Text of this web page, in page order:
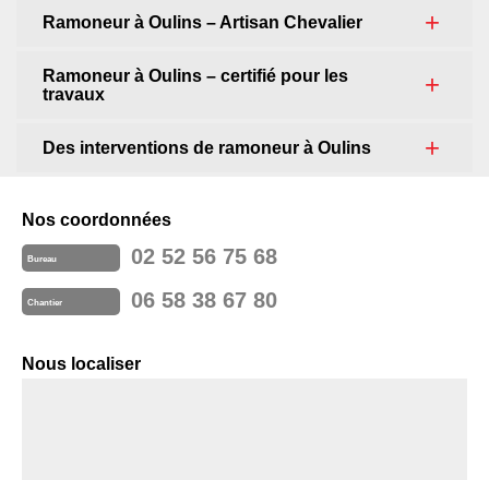
Ramoneur à Oulins – Artisan Chevalier
Ramoneur à Oulins – certifié pour les
travaux
Des interventions de ramoneur à Oulins
Nos coordonnées
Bureau 02 52 56 75 68
Chantier 06 58 38 67 80
Nous localiser